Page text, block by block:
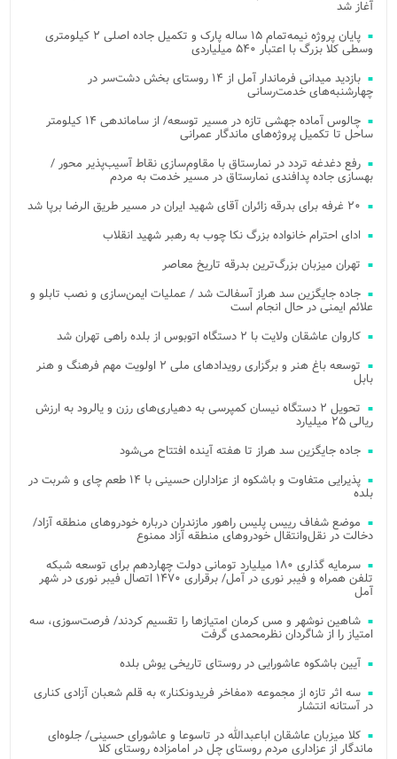
آغاز شد
پایان پروژه نیمه‌تمام ۱۵ ساله پارک و تکمیل جاده اصلی ۲ کیلومتری
وسطی کلا بزرگ با اعتبار ۵۴۰ میلیاردی
بازدید میدانی فرماندار آمل از ۱۴ روستای بخش دشت‌سر در
چهارشنبه‌های خدمت‌رسانی
چالوس آماده جهشی تازه در مسیر توسعه/ از ساماندهی ۱۴ کیلومتر
ساحل تا تکمیل پروژه‌های ماندگار عمرانی
رفع دغدغه تردد در نمارستاق با مقاوم‌سازی نقاط آسیب‌پذیر محور /
بهسازی جاده پدافندی نمارستاق در مسیر خدمت به مردم
۲۰ غرفه برای بدرقه زائران آقای شهید ایران در مسیر طریق الرضا برپا شد
ادای احترام خانواده بزرگ نکا چوب به رهبر شهید انقلاب
تهران میزبان بزرگ‌ترین بدرقه تاریخ معاصر
جاده جایگزین سد هراز آسفالت شد / عملیات ایمن‌سازی و نصب تابلو و
علائم ایمنی در حال انجام است
کاروان عاشقان ولایت با ۲ دستگاه اتوبوس از بلده راهی تهران شد
توسعه باغ هنر و برگزاری رویدادهای ملی ۲ اولویت مهم فرهنگ و هنر
بابل
تحویل ۲ دستگاه نیسان کمپرسی به دهیاری‌های رزن و یالرود به ارزش
ریالی ۲۵ میلیارد
جاده جایگزین سد هراز تا هفته آینده افتتاح می‌شود
پذیرایی متفاوت و باشکوه از عزاداران حسینی با ۱۴ طعم چای و شربت در
بلده
موضع شفاف رییس پلیس راهور مازندران درباره خودروهای منطقه آزاد/
دخالت در نقل‌وانتقال خودروهای منطقه آزاد ممنوع
سرمایه گذاری ۱۸۰ میلیارد تومانی دولت چهاردهم برای توسعه شبکه
تلفن همراه و فیبر نوری در آمل/ برقراری ۱۴۷۰ اتصال فیبر نوری در شهر
آمل
شاهین نوشهر و مس کرمان امتیازها را تقسیم کردند/ فرصت‌سوزی، سه
امتیاز را از شاگردان نظرمحمدی گرفت
آیین باشکوه عاشورایی در روستای تاریخی یوش بلده
سه اثر تازه از مجموعه «مفاخر فریدونکنار» به قلم شعبان آزادی کناری
در آستانه انتشار
کلا میزبان عاشقان اباعبدالله در تاسوعا و عاشورای حسینی/ جلوه‌ای
ماندگار از عزاداری مردم روستای چل در امامزاده روستای کلا